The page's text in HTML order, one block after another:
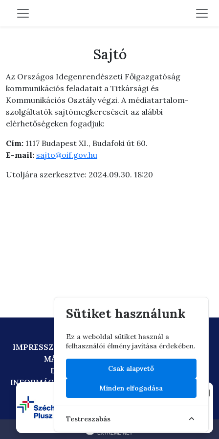
Sajtó
Az Országos Idegenrendészeti Főigazgatóság
kommunikációs feladatait a Titkársági és
Kommunikációs Osztály végzi. A médiatartalom-
szolgáltatók sajtómegkereséseit az alábbi
elérhetőségeken fogadjuk:
Cím: 1117 Budapest XI., Budafoki út 60.
E-mail: sajto@oif.gov.hu
Utoljára szerkesztve: 2024.09.30. 18:20
IMPRESSZUMADATVÉDELEMTECHNIKAI AJÁNLÁS
MÁSOLATKÉSZÍTÉSI SZABÁLYZAT
DIGITÁLIS ÁLLAMPOLGÁRSÁG
INFORMÁCIÓÁTADÁSI SZABÁLYZAT
OIF/FACEBOOK
Sütiket használunk
Ez a weboldal sütiket használ a
felhasználói élmény javítása érdekében.
Csak alapvető
Minden elfogadása
Testreszabás